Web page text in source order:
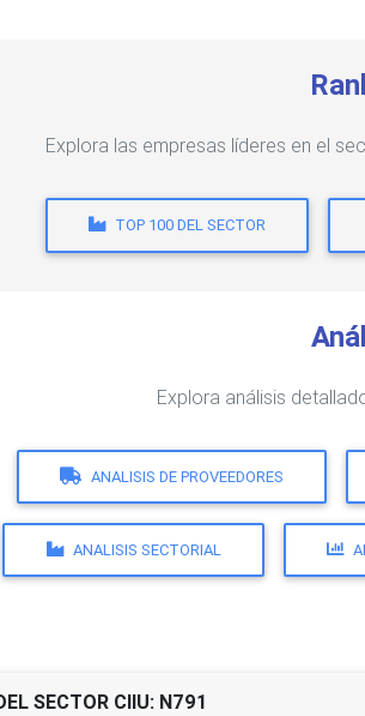
Explora las empresas líderes en el
TOP 100 DEL SECTOR
Explora análisis
ANALISIS DE PROVEEDORES
ANALISIS SECTORIAL
SECTOR CIIU: N791